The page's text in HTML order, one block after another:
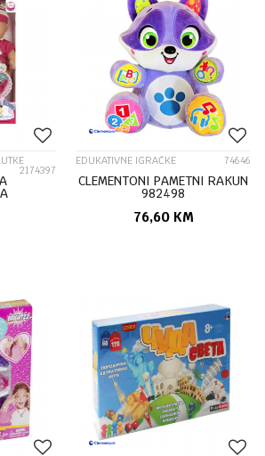
2174397
EDUKATIVNE IGRAČKE 74646
CLEMENTONI PAMETNI RAKUN
982498
76,60 KM